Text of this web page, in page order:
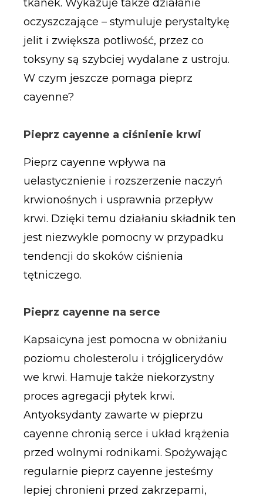
tkanek. Wykazuje także działanie
oczyszczające – stymuluje perystaltykę
jelit i zwiększa potliwość, przez co
toksyny są szybciej wydalane z ustroju.
W czym jeszcze pomaga pieprz
cayenne?
Pieprz cayenne a ciśnienie krwi
Pieprz cayenne wpływa na
uelastycznienie i rozszerzenie naczyń
krwionośnych i usprawnia przepływ
krwi. Dzięki temu działaniu składnik ten
jest niezwykle pomocny w przypadku
tendencji do skoków ciśnienia
tętniczego.
Pieprz cayenne na serce
Kapsaicyna jest pomocna w obniżaniu
poziomu cholesterolu i trójglicerydów
we krwi. Hamuje także niekorzystny
proces agregacji płytek krwi.
Antyoksydanty zawarte w pieprzu
cayenne chronią serce i układ krążenia
przed wolnymi rodnikami. Spożywając
regularnie pieprz cayenne jesteśmy
lepiej chronieni przed zakrzepami,